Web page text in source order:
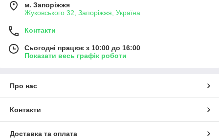
м. Запоріжжя
Жуковського 32, Запоріжжя, Україна
Контакти
Сьогодні працює з 10:00 до 16:00
Показати весь графік роботи
Про нас
Контакти
Доставка та оплата